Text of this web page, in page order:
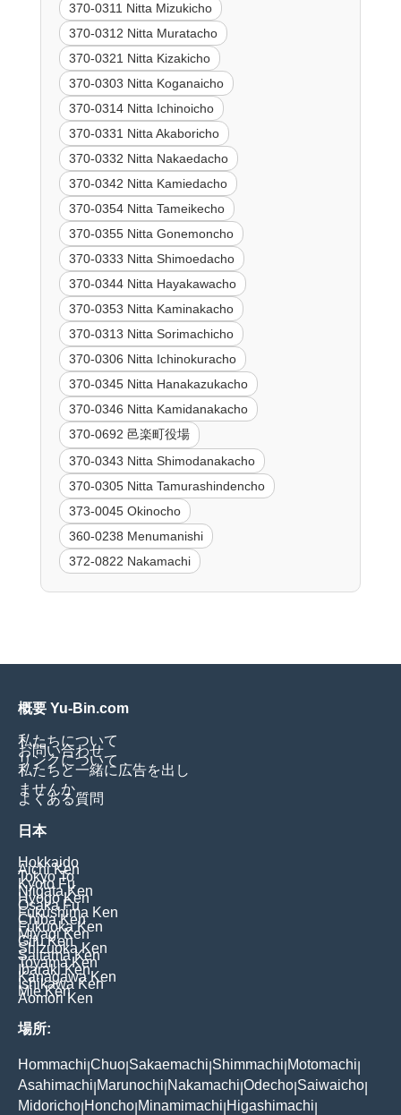
370-0311 Nitta Mizukicho
370-0312 Nitta Muratacho
370-0321 Nitta Kizakicho
370-0303 Nitta Koganaicho
370-0314 Nitta Ichinoicho
370-0331 Nitta Akaboricho
370-0332 Nitta Nakaedacho
370-0342 Nitta Kamiedacho
370-0354 Nitta Tameikecho
370-0355 Nitta Gonemoncho
370-0333 Nitta Shimoedacho
370-0344 Nitta Hayakawacho
370-0353 Nitta Kaminakacho
370-0313 Nitta Sorimachicho
370-0306 Nitta Ichinokuracho
370-0345 Nitta Hanakazukacho
370-0346 Nitta Kamidanakacho
370-0692 邑楽町役場
370-0343 Nitta Shimodanakacho
370-0305 Nitta Tamurashindencho
373-0045 Okinocho
360-0238 Menumanishi
372-0822 Nakamachi
概要 Yu-Bin.com
私たちについて
お問い合わせ
リンクについて
私たちと一緒に広告を出し
ませんか
よくある質問
日本
Hokkaido
Aichi Ken
Tokyo To
Kyoto Fu
Niigata Ken
Hyogo Ken
Osaka Fu
Fukushima Ken
Chiba Ken
Fukuoka Ken
Miyagi Ken
Gifu Ken
Shizuoka Ken
Saitama Ken
Toyama Ken
Ibaraki Ken
Kanagawa Ken
Ishikawa Ken
Mie Ken
Aomori Ken
場所:
Hommachi Chuo Sakaemachi Shimmachi Motomachi
Asahimachi Marunochi Nakamachi Odecho Saiwaicho
Midoricho Honcho Minamimachi Higashimachi